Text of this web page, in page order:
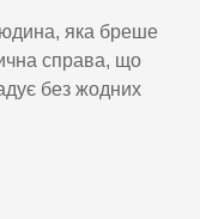
яка бреше
справа, що
без жодних